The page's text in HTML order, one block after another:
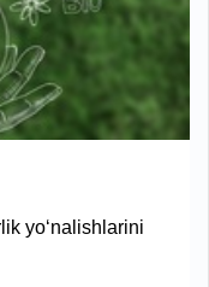
yo‘nalishlarini